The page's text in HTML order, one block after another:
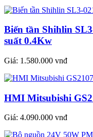
Biến tần Shihlin
suất 0.4Kw
Giá: 1.580.000 vnđ
HMI Mitsubishi
Giá: 4.090.000 vnđ